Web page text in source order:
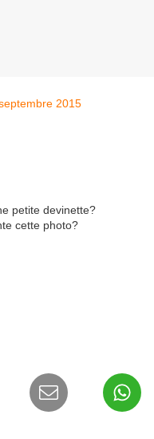
petite devinette?
cette photo?